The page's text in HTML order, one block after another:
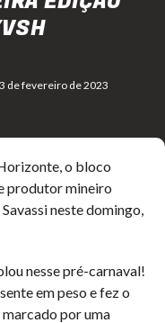
de fevereiro de 2023
o bloco
produtor mineiro
neste domingo,
nesse pré-carnaval!
em peso e fez o
por uma